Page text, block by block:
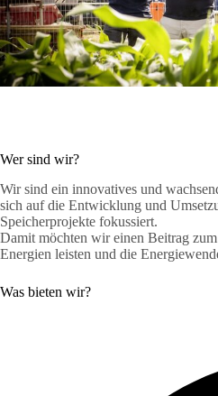
Wer sind wir?
Wir sind ein innovatives und
sich auf die Entwicklung und
Speicherprojekte fokussiert.
Damit möchten wir einen Beitrag
Energien leisten und die
Was bieten wir?